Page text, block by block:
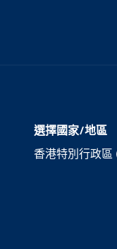
選擇國家/地區
香港特別行政區